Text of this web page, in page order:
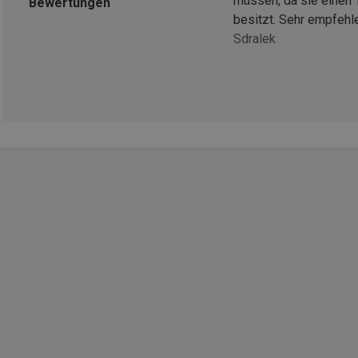
Sdralek
besitzt. Sehr